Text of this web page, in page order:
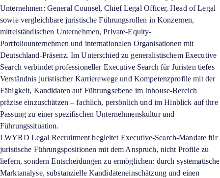
Unternehmen: General Counsel, Chief Legal Officer, Head of Legal
sowie vergleichbare juristische Führungsrollen in Konzernen,
mittelständischen Unternehmen, Private-Equity-
Portfoliounternehmen und internationalen Organisationen mit
Deutschland-Präsenz. Im Unterschied zu generalistischem Executive
Search verbindet professioneller Executive Search für Juristen tiefes
Verständnis juristischer Karrierewege und Kompetenzprofile mit der
Fähigkeit, Kandidaten auf Führungsebene im Inhouse-Bereich
präzise einzuschätzen – fachlich, persönlich und im Hinblick auf ihre
Passung zu einer spezifischen Unternehmenskultur und
Führungssituation.
LWYRD Legal Recruitment begleitet Executive-Search-Mandate für
juristische Führungspositionen mit dem Anspruch, nicht Profile zu
liefern, sondern Entscheidungen zu ermöglichen: durch systematische
Marktanalyse, substanzielle Kandidateneinschätzung und einen